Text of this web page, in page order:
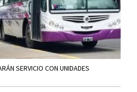
SERVICIO CON UNIDADES